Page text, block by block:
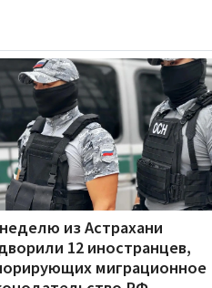
из Астрахани
12 иностранцев,
миграционное